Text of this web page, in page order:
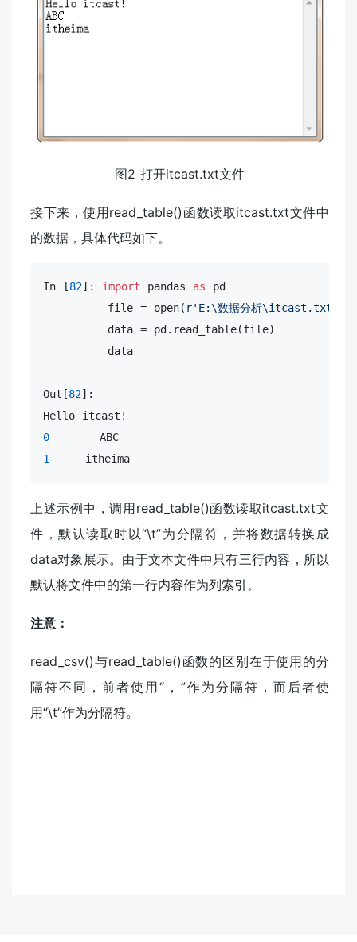
图2 打开itcast.txt文件
接下来，使用read_table()函数读取itcast.txt文件中
的数据，具体代码如下。
In [82]: import pandas as pd
         file = open(
r'E:\数据分析\itcast.txt'
         data = pd.read_table(file)
         data
Out[82]:
0
1
     itheima
上述示例中，调用read_table()函数读取itcast.txt文
件，默认读取时以“\t”为分隔符，并将数据转换成
data对象展示。由于文本文件中只有三行内容，所以
默认将文件中的第一行内容作为列索引。
注意：
read_csv()与read_table()函数的区别在于使用的分
隔符不同，前者使用“，”作为分隔符，而后者使
用“\t”作为分隔符。